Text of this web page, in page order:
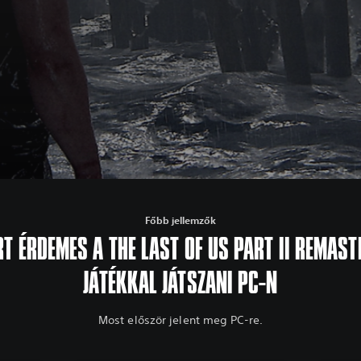
Főbb jellemzők
ÉRDEMES A THE LAST OF US PART II
JÁTÉKKAL JÁTSZANI PC-N
Most először jelent meg PC-re.